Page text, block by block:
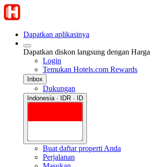
Dapatkan aplikasinya
Dapatkan diskon langsung dengan
Login
Temukan Hotels.com Rewards
Inbox
Dukungan
Indonesia · IDR · ID
Buat daftar properti Anda
Perjalanan